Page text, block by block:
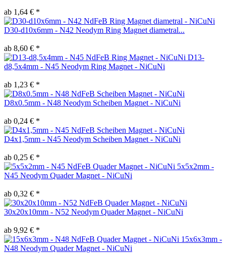
ab 1,64 € *
D30-d10x6mm - N42 Neodym Ring Magnet diametral...
ab 8,60 € *
D13-
d8,5x4mm - N45 Neodym Ring Magnet - NiCuNi
ab 1,23 € *
D8x0.5mm - N48 Neodym Scheiben Magnet - NiCuNi
ab 0,24 € *
D4x1,5mm - N45 Neodym Scheiben Magnet - NiCuNi
ab 0,25 € *
5x5x2mm -
N45 Neodym Quader Magnet - NiCuNi
ab 0,32 € *
30x20x10mm - N52 Neodym Quader Magnet - NiCuNi
ab 9,92 € *
15x6x3mm -
N48 Neodym Quader Magnet - NiCuNi